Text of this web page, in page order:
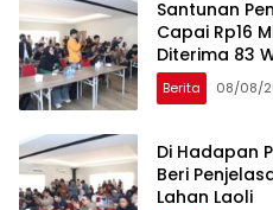
Santunan
Capai Rp16
Diterima 83
Berita 08/08/
Di Hadapan
Beri
Lahan Laoli